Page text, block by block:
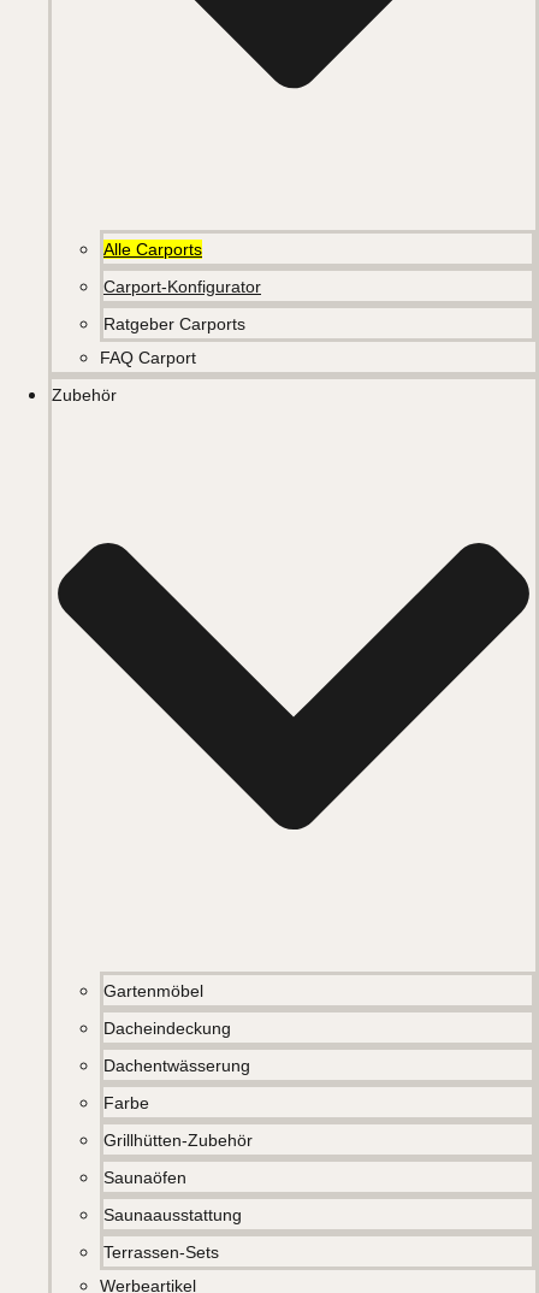
Alle Carports
Carport-Konfigurator
Ratgeber Carports
FAQ Carport
Zubehör
Gartenmöbel
Dacheindeckung
Dachentwässerung
Farbe
Grillhütten-Zubehör
Saunaöfen
Saunaausstattung
Terrassen-Sets
Werbeartikel